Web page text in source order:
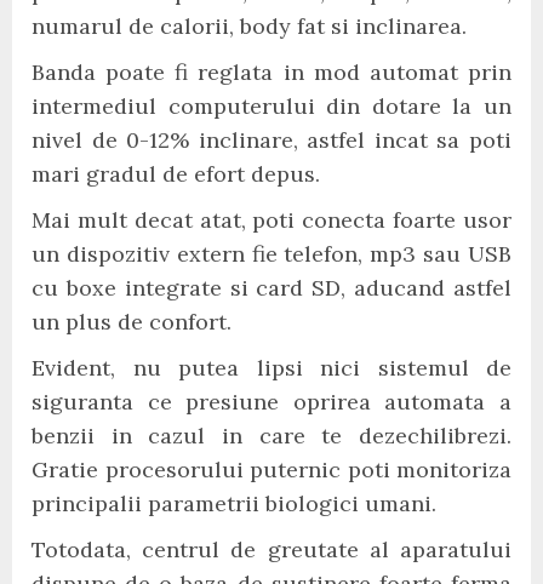
numarul de calorii, body fat si inclinarea.
Banda poate fi reglata in mod automat prin
intermediul computerului din dotare la un
nivel de 0-12% inclinare, astfel incat sa poti
mari gradul de efort depus.
Mai mult decat atat, poti conecta foarte usor
un dispozitiv extern fie telefon, mp3 sau USB
cu boxe integrate si card SD, aducand astfel
un plus de confort.
Evident, nu putea lipsi nici sistemul de
siguranta ce presiune oprirea automata a
benzii in cazul in care te dezechilibrezi.
Gratie procesorului puternic poti monitoriza
principalii parametrii biologici umani.
Totodata, centrul de greutate al aparatului